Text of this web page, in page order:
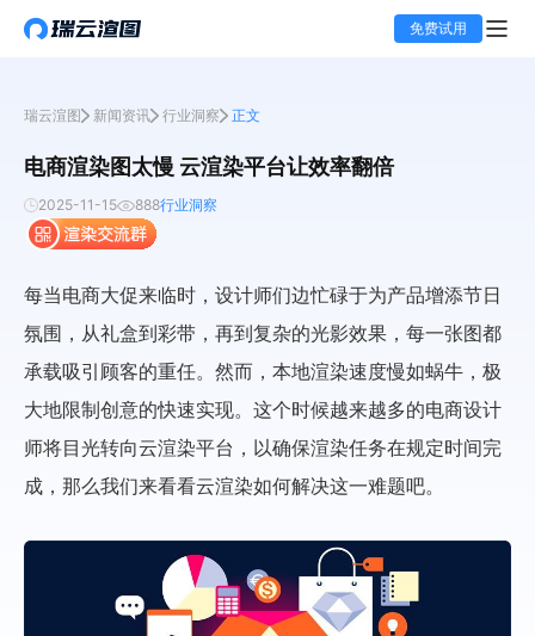
免费试用
瑞云渲图 新闻资讯 行业洞察 正文
电商渲染图太慢 云渲染平台让效率翻倍
2025-11-15 888行业洞察
每当电商大促来临时，设计师们边忙碌于为产品增添节日
氛围，从礼盒到彩带，再到复杂的光影效果，每一张图都
承载吸引顾客的重任。然而，本地渲染速度慢如蜗牛，极
大地限制创意的快速实现。这个时候越来越多的电商设计
师将目光转向云渲染平台，以确保渲染任务在规定时间完
成，那么我们来看看云渲染如何解决这一难题吧。